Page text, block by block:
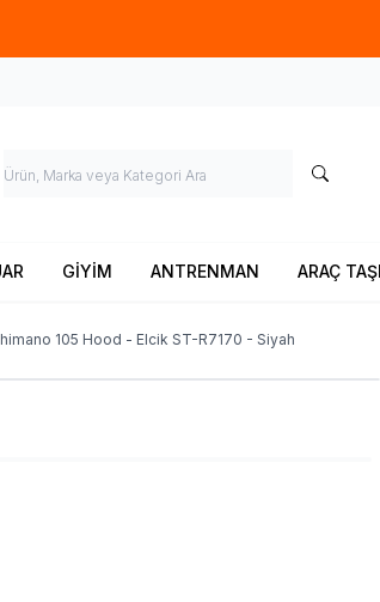
GİYİM ANTRENMAN ARAÇ
105 Hood - Elcik ST-R7170 - Siyah